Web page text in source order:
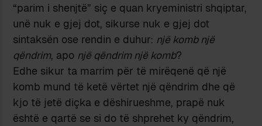
“parim i shenjtë” siç e quan kryeministri shqiptar,
unë nuk e gjej dot, sikurse nuk e gjej dot
sintaksën ose rendin e duhur: një komb një
qëndrim, apo një qëndrim një komb?
Edhe sikur ta marrim për të mirëqenë që një
komb mund të ketë vërtet një qëndrim dhe që
kjo të jetë diçka e dëshirueshme, prapë nuk
është e qartë se si do të shprehet ky qëndrim,